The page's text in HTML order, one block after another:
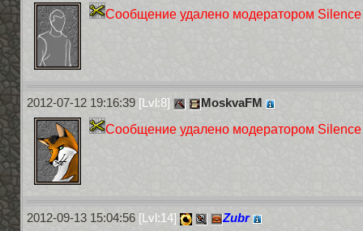
Сообщение удалено модератором Silence
2012-07-12 19:16:39[Lvl:8]
MoskvaFM
Сообщение удалено модератором Silence
2012-09-13 15:04:56[Lvl:14]
Zubr